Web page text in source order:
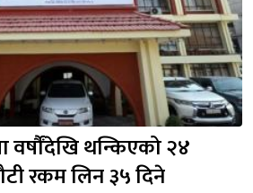
वर्षौंदेखि थन्किएको २४
रकम लिन ३५ दिने